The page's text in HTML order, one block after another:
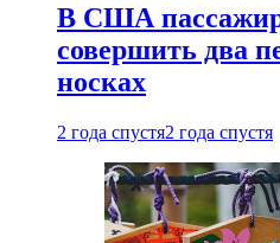
В США пассажир
совершить два
носках
2 года спустя2 года спустя